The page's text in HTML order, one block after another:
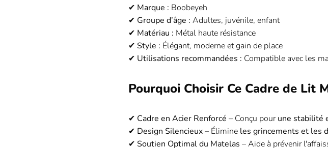
✔ Marque : Boobeyeh
✔ Groupe d’âge : Adultes, juvénile, enfant
✔ Matériau : Métal haute résistance
✔ Style : Élégant, moderne et gain de place
✔ Utilisations recommandées : Compatible avec les
Pourquoi Choisir Ce Cadre de Lit
✔ Cadre en Acier Renforcé – Conçu pourune stabilité
✔ Design Silencieux– Élimine les grincements et les
✔ Soutien Optimal du Matelas – Aide à prévenir